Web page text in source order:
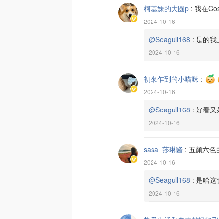
柯基妹的大圆p : 我在
2024-10-16
@Seagull168 : 是的我
2024-10-16
初來乍到的小喵咪 :
2024-10-16
@Seagull168 : 好看又
2024-10-16
sasa_莎琳酱 : 五顏六色
2024-10-16
@Seagull168 : 是哈这
2024-10-16